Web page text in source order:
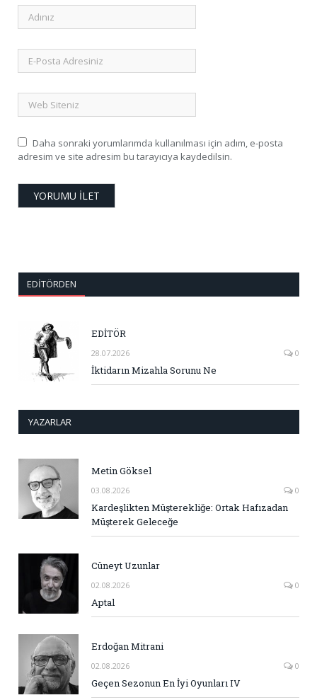
Daha sonraki yorumlarımda kullanılması için adım, e-posta
adresim ve site adresim bu tarayıcıya kaydedilsin.
EDITÖRDEN
EDİTÖR
28.07.2026 0
İktidarın Mizahla Sorunu Ne
YAZARLAR
Metin Göksel
03.08.2026 0
Kardeşlikten Müşterekliğe: Ortak Hafızadan
Müşterek Geleceğe
Cüneyt Uzunlar
02.08.2026 0
Aptal
Erdoğan Mitrani
02.08.2026 0
Geçen Sezonun En İyi Oyunları IV